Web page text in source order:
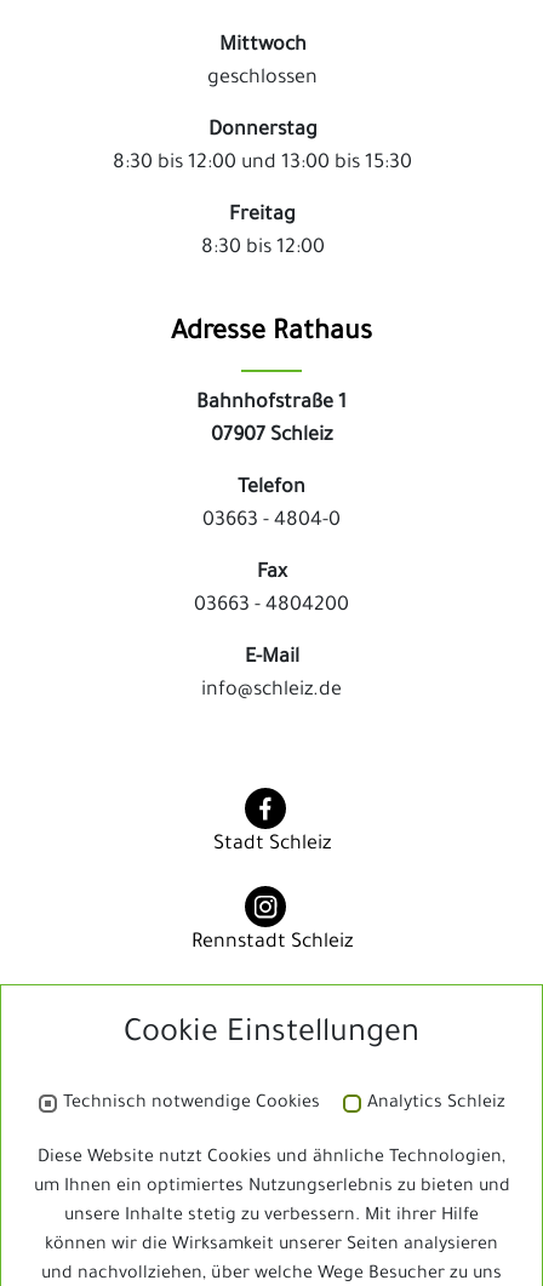
Mittwoch
geschlossen
Donnerstag
8:30 bis 12:00 und 13:00 bis 15:30
Freitag
8:30 bis 12:00
Adresse Rathaus
Bahnhofstraße 1
07907 Schleiz
Telefon
03663 - 4804-0
Fax
03663 - 4804200
E-Mail
info@schleiz.de
Stadt Schleiz
Rennstadt Schleiz
Rennstadt Schleiz
Schleizer Dreieck Jedermann
Cookie Einstellungen
Technisch notwendige Cookies Analytics Schleiz
Diese Website nutzt Cookies und ähnliche Technologien,
um Ihnen ein optimiertes Nutzungserlebnis zu bieten und
unsere Inhalte stetig zu verbessern. Mit ihrer Hilfe
können wir die Wirksamkeit unserer Seiten analysieren
und nachvollziehen, über welche Wege Besucher zu uns